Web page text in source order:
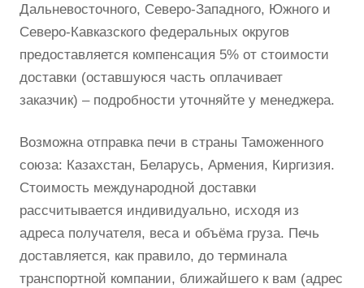
Дальневосточного, Северо-Западного, Южного и
Северо-Кавказского федеральных округов
предоставляется компенсация 5% от стоимости
доставки (оставшуюся часть оплачивает
заказчик) – подробности уточняйте у менеджера.
Возможна отправка печи в страны Таможенного
союза: Казахстан, Беларусь, Армения, Киргизия.
Стоимость международной доставки
рассчитывается индивидуально, исходя из
адреса получателя, веса и объёма груза. Печь
доставляется, как правило, до терминала
транспортной компании, ближайшего к вам (адрес